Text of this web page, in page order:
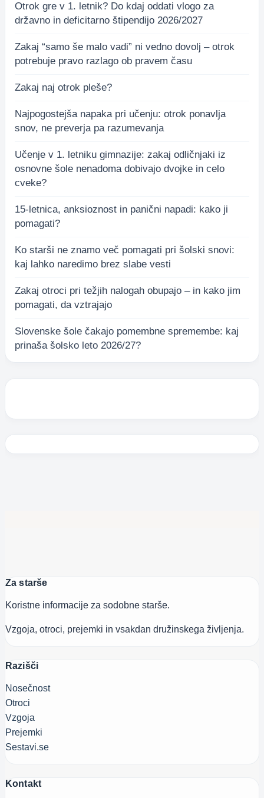
Otrok gre v 1. letnik? Do kdaj oddati vlogo za
državno in deficitarno štipendijo 2026/2027
Zakaj “samo še malo vadi” ni vedno dovolj – otrok
potrebuje pravo razlago ob pravem času
Zakaj naj otrok pleše?
Najpogostejša napaka pri učenju: otrok ponavlja
snov, ne preverja pa razumevanja
Učenje v 1. letniku gimnazije: zakaj odličnjaki iz
osnovne šole nenadoma dobivajo dvojke in celo
cveke?
15-letnica, anksioznost in panični napadi: kako ji
pomagati?
Ko starši ne znamo več pomagati pri šolski snovi:
kaj lahko naredimo brez slabe vesti
Zakaj otroci pri težjih nalogah obupajo – in kako jim
pomagati, da vztrajajo
Slovenske šole čakajo pomembne spremembe: kaj
prinaša šolsko leto 2026/27?
Za starše
Koristne informacije za sodobne starše.
Vzgoja, otroci, prejemki in vsakdan družinskega življenja.
Razišči
Nosečnost
Otroci
Vzgoja
Prejemki
Sestavi.se
Kontakt